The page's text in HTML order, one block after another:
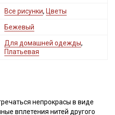
Все рисунки, Цветы
Бежевый
Для домашней одежды,
Платьевая
непрокрасы в виде
вплетения нитей другого